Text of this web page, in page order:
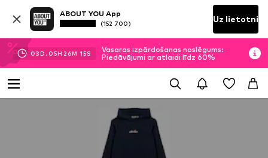
ABOUT YOU App
(152 700) Uz lietotni
03D. 05H 26M 14S
Vasaras izpārdošanas noslēgums:
Piedāvājumi ar atlaidi līdz 60%